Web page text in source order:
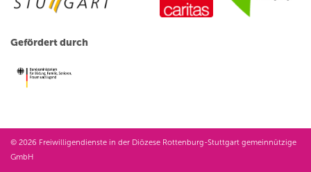
Gefördert durch
© 2026 Freiwilligendienste in der Diözese Rottenburg-Stuttgart gemeinnützige
GmbH